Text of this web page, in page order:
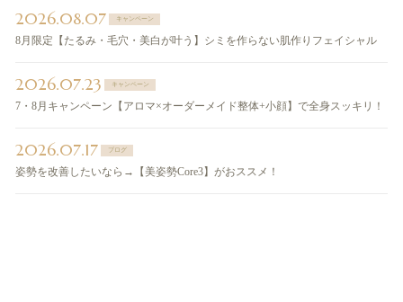
2026.08.07 キャンペーン
8月限定【たるみ・毛穴・美白が叶う】シミを作らない肌作りフェイシャル
2026.07.23 キャンペーン
7・8月キャンペーン【アロマ×オーダーメイド整体+小顔】で全身スッキリ！
2026.07.17 ブログ
姿勢を改善したいなら→【美姿勢Core3】がおススメ！